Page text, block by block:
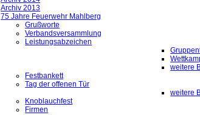
Archiv 2013
75 Jahre Feuerwehr Mahlberg
Grußworte
Verbandsversammlung
Leistungsabzeichen
weitere
Festbankett
Tag der offenen Tür
weitere
Knoblauchfest
Firmen